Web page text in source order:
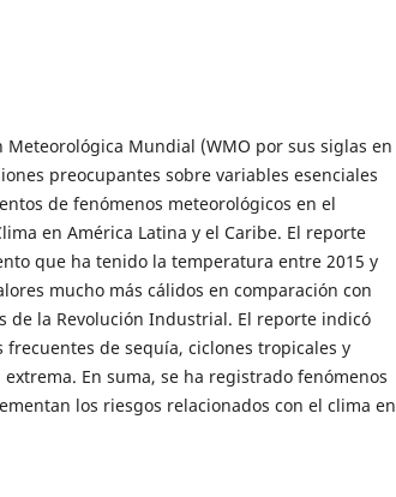
Meteorológica Mundial (WMO por sus siglas en
preocupantes sobre variables esenciales
de fenómenos meteorológicos en el
en América Latina y el Caribe. El reporte
que ha tenido la temperatura entre 2015 y
mucho más cálidos en comparación con
de la Revolución Industrial. El reporte indicó
de sequía, ciclones tropicales y
En suma, se ha registrado fenómenos
los riesgos relacionados con el clima en